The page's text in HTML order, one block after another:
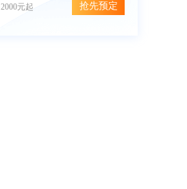
2000元起 抢先预定